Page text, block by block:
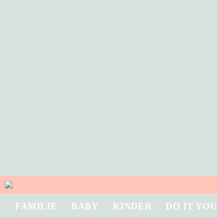
FAMILIE BABY KINDER DO IT